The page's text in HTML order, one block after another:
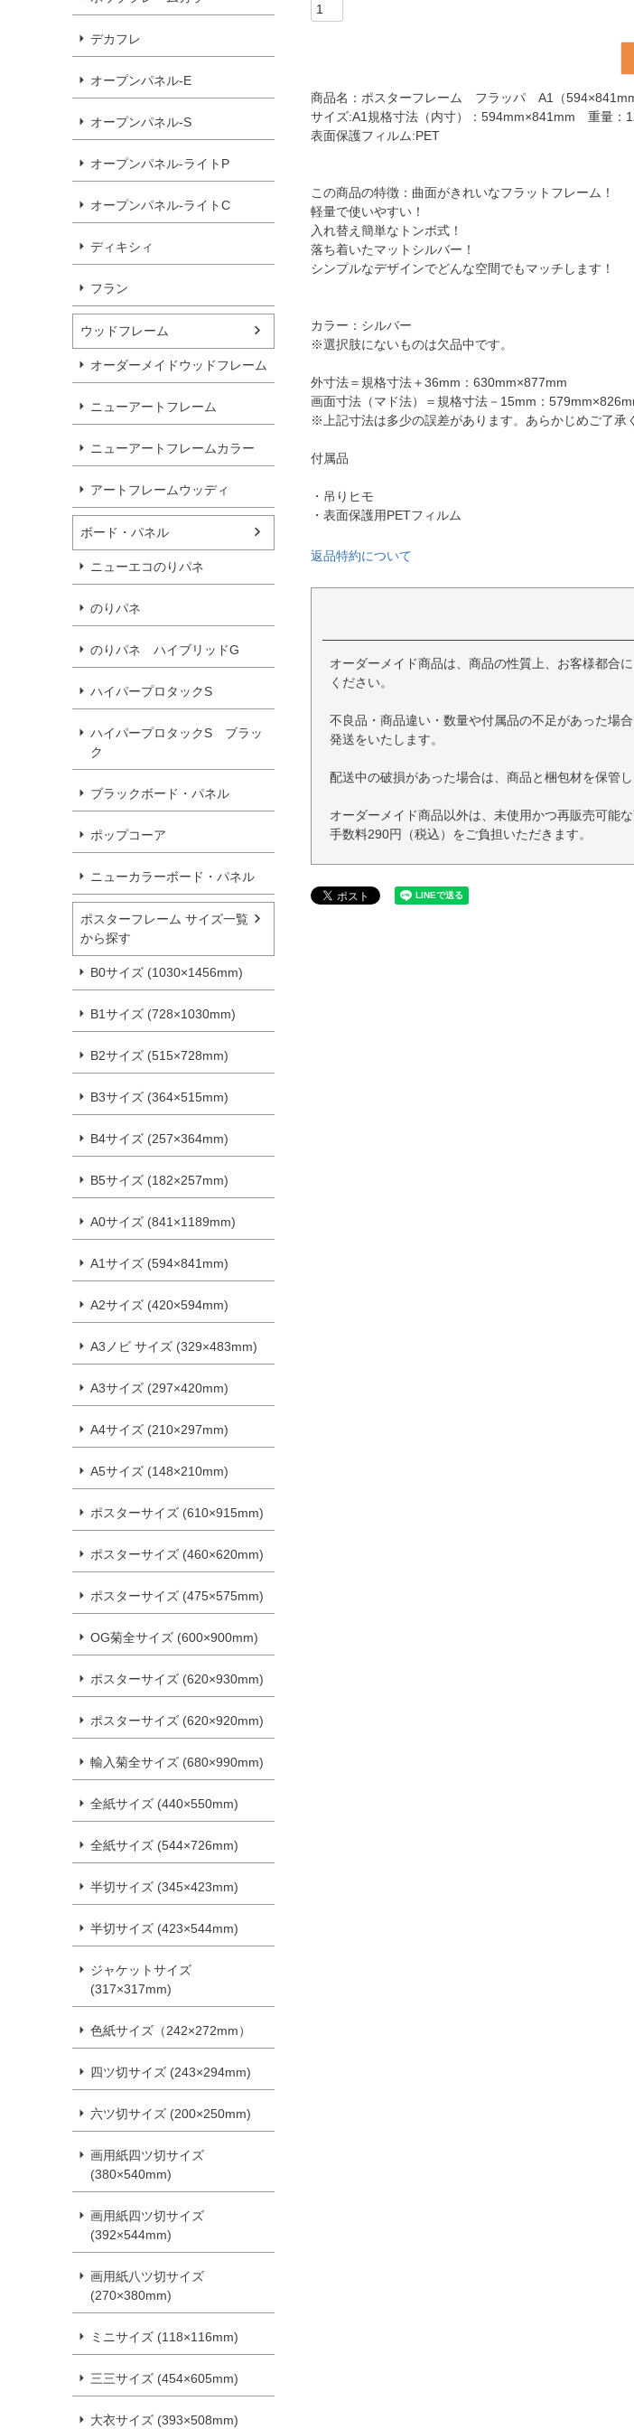
デカフレ
オープンパネル-E
オープンパネル-S
オープンパネル-ライトP
オープンパネル-ライトC
ディキシィ
フラン
ウッドフレーム
オーダーメイドウッドフレーム
ニューアートフレーム
ニューアートフレームカラー
アートフレームウッディ
ボード・パネル
ニューエコのりパネ
のりパネ
のりパネ ハイブリッドG
ハイパープロタックS
ハイパープロタックS ブラッ
ク
ブラックボード・パネル
ポップコーア
ニューカラーボード・パネル
ポスターフレーム サイズ一覧
から探す
B0サイズ (1030×1456mm)
B1サイズ (728×1030mm)
B2サイズ (515×728mm)
B3サイズ (364×515mm)
B4サイズ (257×364mm)
B5サイズ (182×257mm)
A0サイズ (841×1189mm)
A1サイズ (594×841mm)
A2サイズ (420×594mm)
A3ノビ サイズ (329×483mm)
A3サイズ (297×420mm)
A4サイズ (210×297mm)
A5サイズ (148×210mm)
ポスターサイズ (610×915mm)
ポスターサイズ (460×620mm)
ポスターサイズ (475×575mm)
OG菊全サイズ (600×900mm)
ポスターサイズ (620×930mm)
ポスターサイズ (620×920mm)
輸入菊全サイズ (680×990mm)
全紙サイズ (440×550mm)
全紙サイズ (544×726mm)
半切サイズ (345×423mm)
半切サイズ (423×544mm)
ジャケットサイズ
(317×317mm)
色紙サイズ（242×272mm）
四ツ切サイズ (243×294mm)
六ツ切サイズ (200×250mm)
画用紙四ツ切サイズ
(380×540mm)
画用紙四ツ切サイズ
(392×544mm)
画用紙八ツ切サイズ
(270×380mm)
ミニサイズ (118×116mm)
三三サイズ (454×605mm)
大衣サイズ (393×508mm)
商品名：ポスターフレーム フラッパ A1（
サイズ:A1規格寸法（内寸）：594mm×841mm 重量：
表面保護フィルム:PET
この商品の特徴：曲面がきれいなフラットフレーム！
軽量で使いやすい！
入れ替え簡単なトンボ式！
落ち着いたマットシルバー！
シンプルなデザインでどんな空間でもマッチします！
カラー：シルバー
※選択肢にないものは欠品中です。
外寸法＝規格寸法＋36mm：630mm×877mm
画面寸法（マド法）＝規格寸法－15mm：
※上記寸法は多少の誤差があります。あらかじめご了承
付属品
・吊りヒモ
・表面保護用PETフィルム
返品特約について
オーダーメイド商品は、商品の性質上、お客様都合
ください。
不良品・商品違い・数量や付属品の不足があった場
発送をいたします。
配送中の破損があった場合は、商品と梱包材を保管
オーダーメイド商品以外は、未使用かつ再販売可能
手数料290円（税込）をご負担いただきます。